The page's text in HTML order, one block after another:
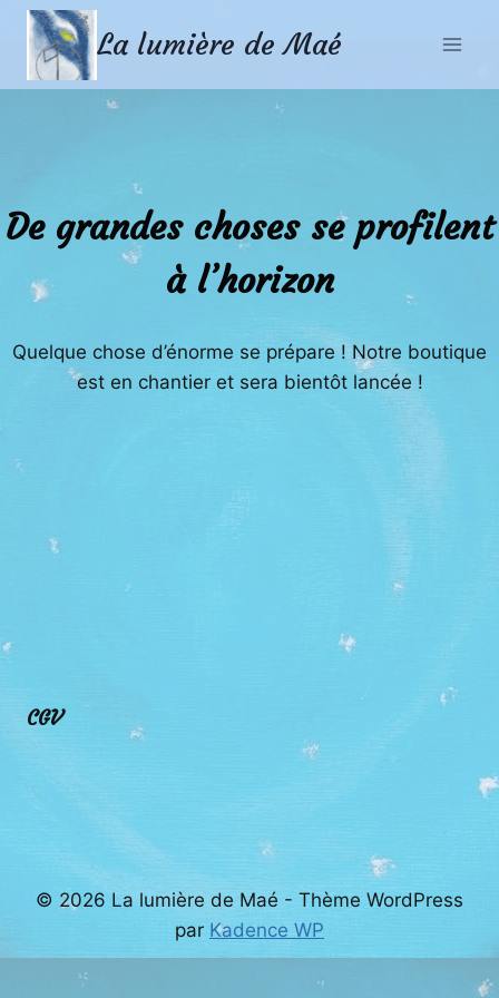
Aller
contenu
Aller
contenu
La lumière de Maé
De grandes choses se profilent
à l’horizon
Quelque chose d’énorme se prépare ! Notre boutique
est en chantier et sera bientôt lancée !
CGV
© 2026 La lumière de Maé - Thème WordPress
par Kadence WP